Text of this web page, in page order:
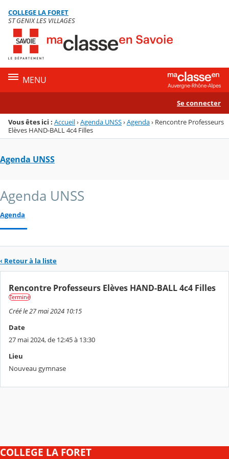
Menu de la rubrique
Contenu
COLLEGE LA FORET
ST GENIX LES VILLAGES
MENU
Se connecter
Vous êtes ici : Accueil›Agenda UNSS›Agenda› Rencontre Professeurs
Elèves HAND-BALL 4c4 Filles
Agenda UNSS
Agenda UNSS
Agenda
‹ Retour à la liste
Rencontre Professeurs Elèves HAND-BALL 4c4 Filles
Terminé
Créé le 27 mai 2024 10:15
Date
27 mai 2024, de 12:45 à 13:30
Lieu
Nouveau gymnase
COLLEGE LA FORET